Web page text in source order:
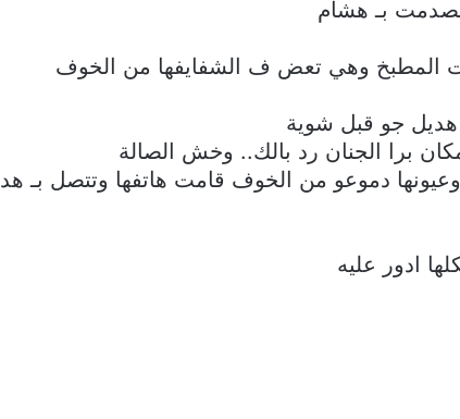
بـ هشام
المطبخ وهي تعض ف الشفايفها من الخوف
هديل جو قبل شوية
برا الجنان رد بالك.. وخش الصالة
دموعو من الخوف قامت هاتفها وتتصل بـ
ادور عليه